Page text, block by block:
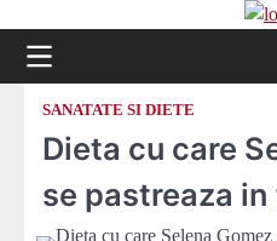
content
SANATATE SI DIETE
Dieta cu care
se pastreaza in